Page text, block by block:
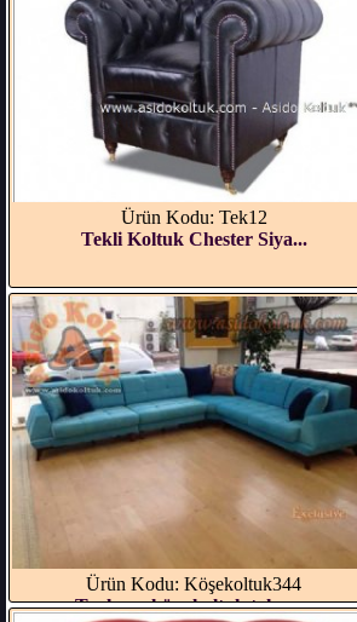
Ürün Kodu: Tek12
Tekli Koltuk Chester Siya...
Ürün Kodu: Köşekoltuk344
Turkuaz köşe koltuk takım...